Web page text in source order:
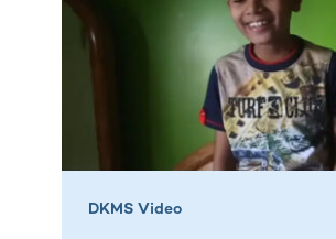
DKMS Video